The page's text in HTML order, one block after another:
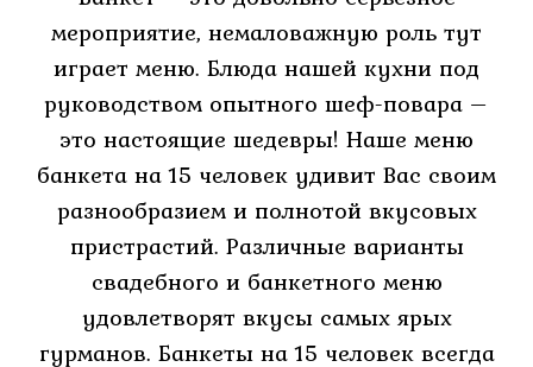
Банкетное
меню
Шашлык
Банкеты
Банкетные
залы
зал
мероприятие, немаловажную роль тут
играет меню. Блюда нашей кухни под
руководством опытного шеф-повара –
это настоящие шедевры! Наше меню
банкета на 15 человек удивит Вас своим
разнообразием и полнотой вкусовых
пристрастий. Различные варианты
свадебного и банкетного меню
удовлетворят вкусы самых ярых
гурманов. Банкеты на 15 человек всегда